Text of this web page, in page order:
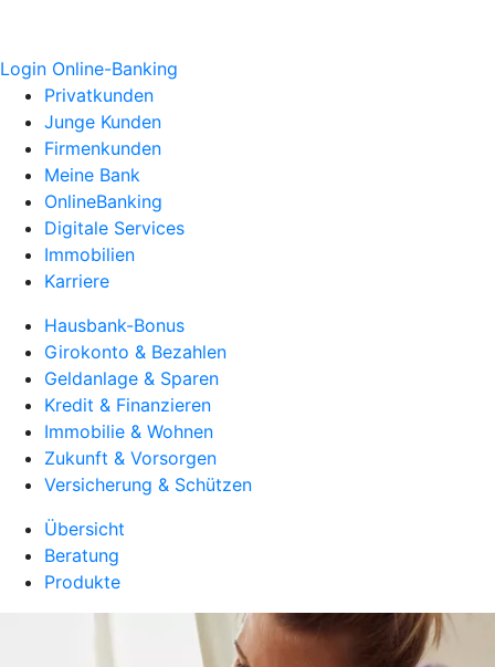
Login Online-Banking
Privatkunden
Junge Kunden
Firmenkunden
Meine Bank
OnlineBanking
Digitale Services
Immobilien
Karriere
Hausbank-Bonus
Girokonto & Bezahlen
Geldanlage & Sparen
Kredit & Finanzieren
Immobilie & Wohnen
Zukunft & Vorsorgen
Versicherung & Schützen
Übersicht
Beratung
Produkte